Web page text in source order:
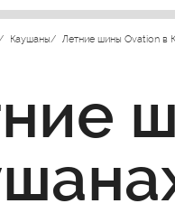
Каушаны/ Летние шины Ovation в